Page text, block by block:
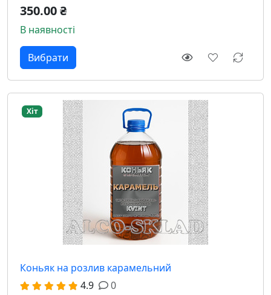
350.00 ₴
В наявності
Вибрати
Хіт
Коньяк на розлив карамельний
4.9
0